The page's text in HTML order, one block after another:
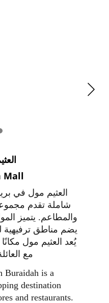
العثيم مول في
شاملة تقدم
والمطاعم. يتميز
يضم مناطق ترفيهية
يُعد العثيم مول
مع
is a
destination
and restaurants.
Mall